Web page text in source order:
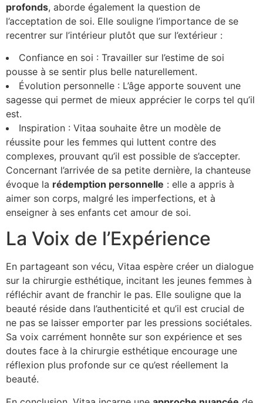
profonds, aborde également la question de
l’acceptation de soi. Elle souligne l’importance de se
recentrer sur l’intérieur plutôt que sur l’extérieur :
Confiance en soi : Travailler sur l’estime de soi
pousse à se sentir plus belle naturellement.
Évolution personnelle : L’âge apporte souvent une
sagesse qui permet de mieux apprécier le corps tel qu’il
est.
Inspiration : Vitaa souhaite être un modèle de
réussite pour les femmes qui luttent contre des
complexes, prouvant qu’il est possible de s’accepter.
Concernant l’arrivée de sa petite dernière, la chanteuse
évoque la rédemption personnelle : elle a appris à
aimer son corps, malgré les imperfections, et à
enseigner à ses enfants cet amour de soi.
La Voix de l’Expérience
En partageant son vécu, Vitaa espère créer un dialogue
sur la chirurgie esthétique, incitant les jeunes femmes à
réfléchir avant de franchir le pas. Elle souligne que la
beauté réside dans l’authenticité et qu’il est crucial de
ne pas se laisser emporter par les pressions sociétales.
Sa voix carrément honnête sur son expérience et ses
doutes face à la chirurgie esthétique encourage une
réflexion plus profonde sur ce qu’est réellement la
beauté.